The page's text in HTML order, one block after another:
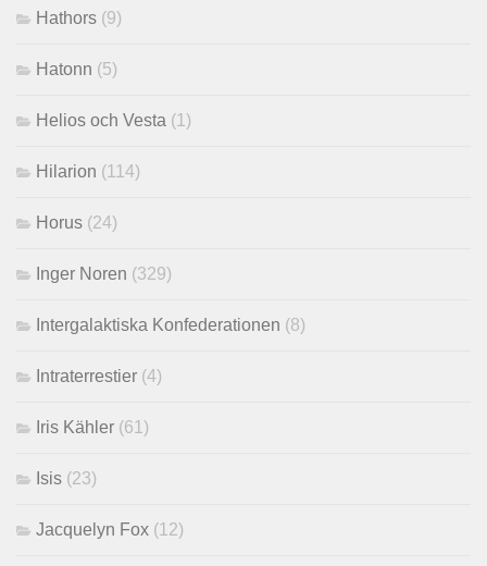
Hathors (9)
Hatonn (5)
Helios och Vesta (1)
Hilarion (114)
Horus (24)
Inger Noren (329)
Intergalaktiska Konfederationen (8)
Intraterrestier (4)
Iris Kähler (61)
Isis (23)
Jacquelyn Fox (12)